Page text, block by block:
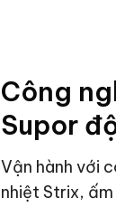
Công
Supor
Vận hành với
nhiệt Strix, ấm